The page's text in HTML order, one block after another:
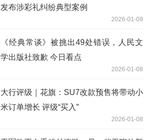
发布涉彩礼纠纷典型案例
2026-01-09
《经典常谈》被挑出49处错误，人民文
学出版社致歉 今日看点
2026-01-08
大行评级｜花旗：SU7改款预售将带动小
米订单增长 评级“买入”
2026-01-08